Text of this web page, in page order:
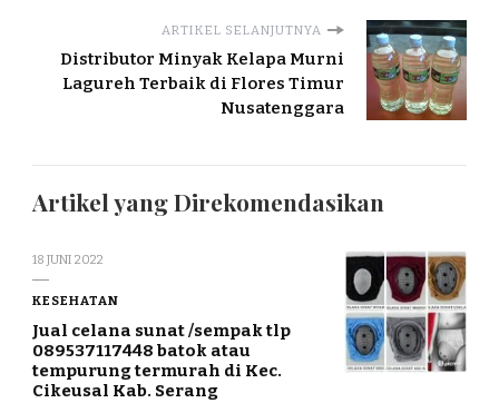
ARTIKEL SELANJUTNYA
Distributor Minyak Kelapa Murni
Lagureh Terbaik di Flores Timur
Nusatenggara
Artikel yang Direkomendasikan
18 JUNI 2022
KESEHATAN
Jual celana sunat /sempak tlp
089537117448 batok atau
tempurung termurah di Kec.
Cikeusal Kab. Serang